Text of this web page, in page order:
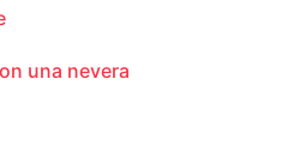
una nevera